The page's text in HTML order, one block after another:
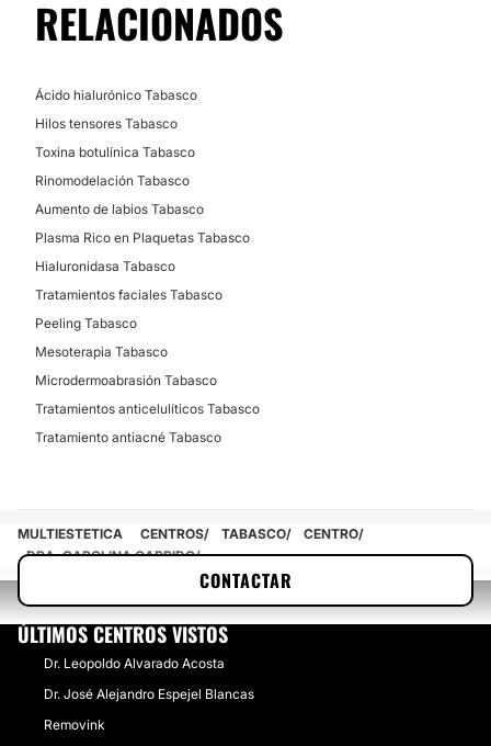
RELACIONADOS
Ácido hialurónico Tabasco
Hilos tensores Tabasco
Toxina botulínica Tabasco
Rinomodelación Tabasco
Aumento de labios Tabasco
Plasma Rico en Plaquetas Tabasco
Hialuronidasa Tabasco
Tratamientos faciales Tabasco
Peeling Tabasco
Mesoterapia Tabasco
Microdermoabrasión Tabasco
Tratamientos anticelulíticos Tabasco
Tratamiento antiacné Tabasco
CONTACTAR
MULTIESTETICA CENTROS TABASCO
CENTRO
DRA. CAROLINA GARRIDO
ÚLTIMOS CENTROS VISTOS
Dr. Leopoldo Alvarado Acosta
Dr. José Alejandro Espejel Blancas
Removink